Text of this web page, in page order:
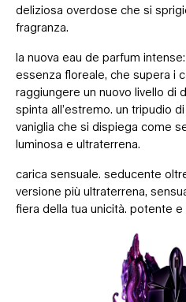
deliziosa overdose che si
fragranza.
la nuova eau de parfum
essenza floreale, che supera i
raggiungere un nuovo livello di
spinta all’estremo. un tripudio
vaniglia che si dispiega come
luminosa e ultraterrena.
carica sensuale. seducente
versione più ultraterrena,
fiera della tua unicità. potente e